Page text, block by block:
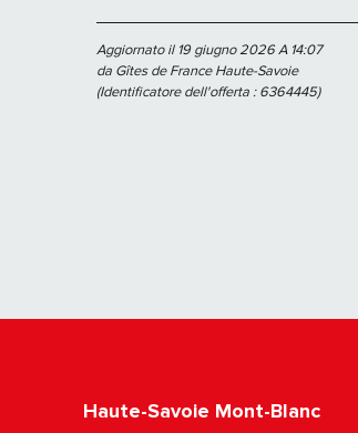
Aggiornato il 19 giugno 2026 A 14:07
da Gîtes de France Haute-Savoie
(Identificatore dell'offerta :6364445)
Haute-Savoie Mont-Blanc